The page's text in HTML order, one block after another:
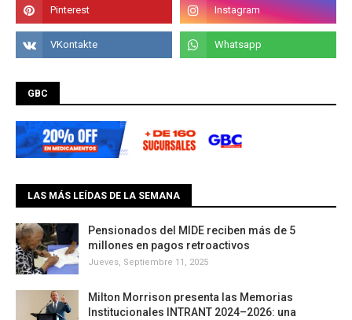
GBC
LAS MÁS LEÍDAS DE LA SEMANA
Pensionados del MIDE reciben más de 5
millones en pagos retroactivos
Jueves, Septiembre 11, 2025
Milton Morrison presenta las Memorias
Institucionales INTRANT 2024–2026: una